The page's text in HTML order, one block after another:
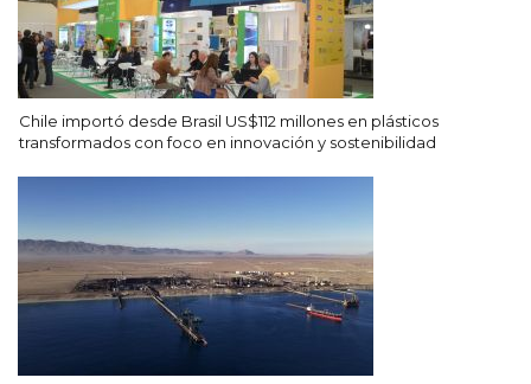
Chile importó desde Brasil US$112 millones en plásticos
transformados con foco en innovación y sostenibilidad